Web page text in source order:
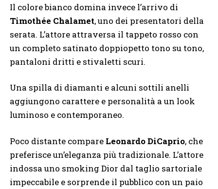
Il colore bianco domina invece l’arrivo di
Timothée Chalamet, uno dei presentatori della
serata. L’attore attraversa il tappeto rosso con
un completo satinato doppiopetto tono su tono,
pantaloni dritti e stivaletti scuri.
Una spilla di diamanti e alcuni sottili anelli
aggiungono carattere e personalità a un look
luminoso e contemporaneo.
Poco distante compare Leonardo DiCaprio, che
preferisce un’eleganza più tradizionale. L’attore
indossa uno smoking Dior dal taglio sartoriale
impeccabile e sorprende il pubblico con un paio